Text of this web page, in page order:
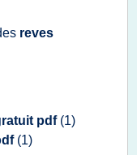
reves
pdf (1)
(1)